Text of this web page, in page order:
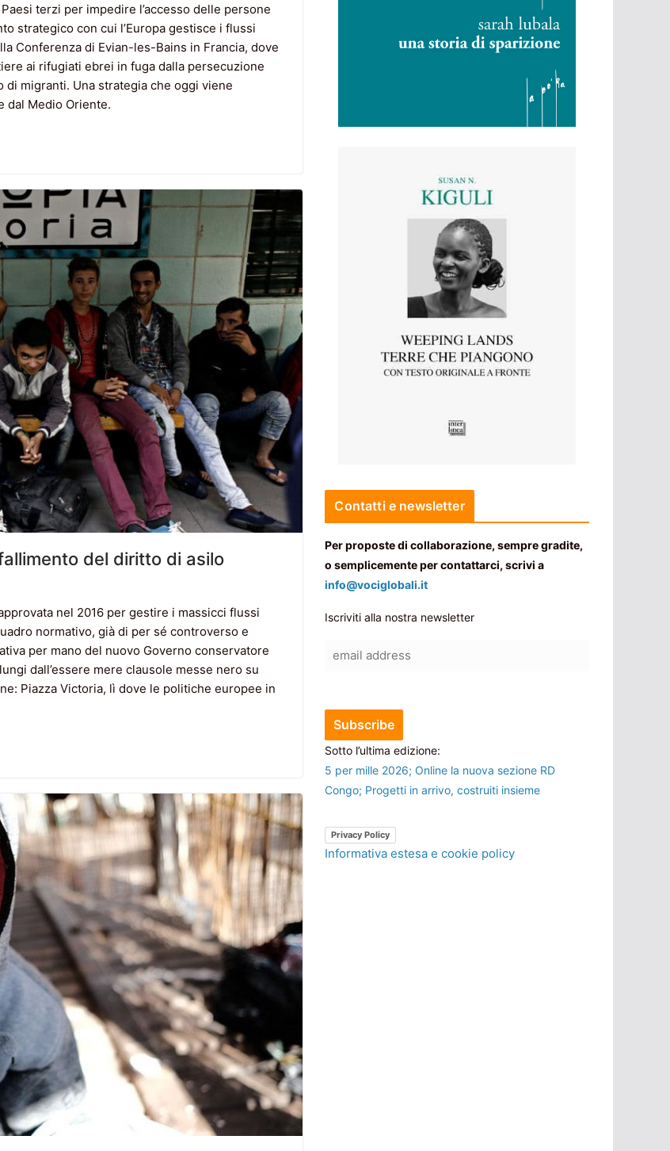
terzi per impedire l’accesso delle persone
strategico con cui l’Europa gestisce i flussi
Conferenza di Evian-les-Bains in Francia, dove
ai rifugiati ebrei in fuga dalla persecuzione
migranti. Una strategia che oggi viene
dal Medio Oriente.
del diritto di asilo
nel 2016 per gestire i massicci flussi
normativo, già di per sé controverso e
per mano del nuovo Governo conservatore
dall’essere mere clausole messe nero su
Piazza Victoria, lì dove le politiche europee in
Contatti e newsletter
Per proposte di collaborazione, sempre gradite,
o semplicemente per contattarci, scrivi a
info@vociglobali.it
Iscriviti alla nostra newsletter
Sotto l’ultima edizione:
5 per mille 2026; Online la nuova sezione RD
Congo; Progetti in arrivo, costruiti insieme
Privacy Policy
Informativa estesa e cookie policy